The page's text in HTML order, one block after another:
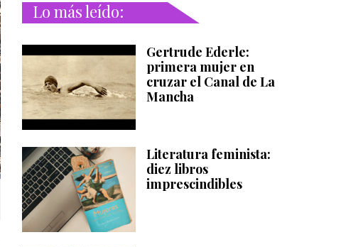
Lo más leído:
Gertrude Ederle:
primera mujer en
cruzar el Canal de La
Mancha
Literatura feminista:
diez libros
imprescindibles